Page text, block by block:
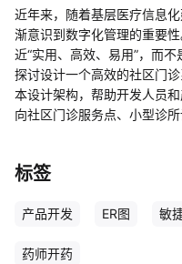
近年来，随着基层医疗信息
渐意识到数字化管理的重要
近“实用、高效、易用”，而
探讨设计一个高效的社区门
本设计架构，帮助开发人员
向社区门诊服务点、小型诊
标签
产品开发 ER图 敏
药师开药